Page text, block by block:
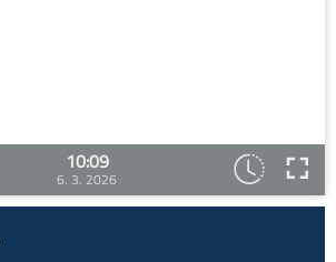
10:09
6. 3. 2026